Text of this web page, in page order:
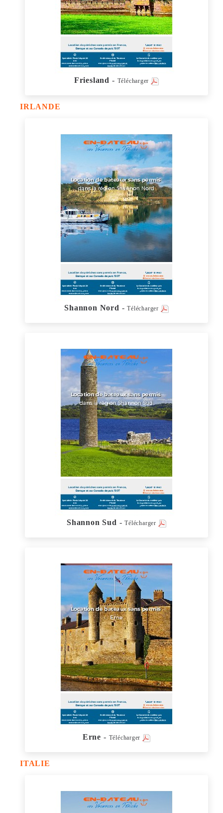
Friesland - Télécharger
IRLANDE
Shannon Nord -Télécharger
Shannon Sud -Télécharger
Erne - Télécharger
ITALIE